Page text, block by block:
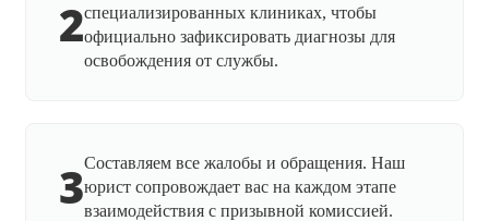
2специализированных клиниках, чтобы
официально зафиксировать диагнозы для
освобождения от службы.
3Составляем все жалобы и обращения. Наш
юрист сопровождает вас на каждом этапе
взаимодействия с призывной комиссией.